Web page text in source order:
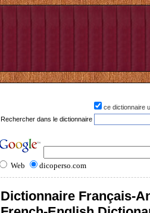
ce dictionnaire
Rechercher dans le dictionnaire
Web dicoperso.com
Dictionnaire Français-